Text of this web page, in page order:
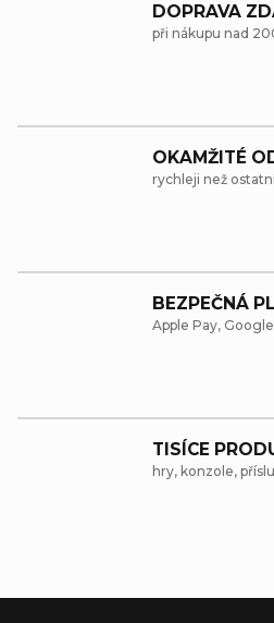
l
a
c
r
v
v
ý
p
u
DOPRAVA
při nákupu nad
OKAMŽITÉ
rychleji než
BEZPEČNÁ
Apple Pay,
TISÍCE
hry, konzole,